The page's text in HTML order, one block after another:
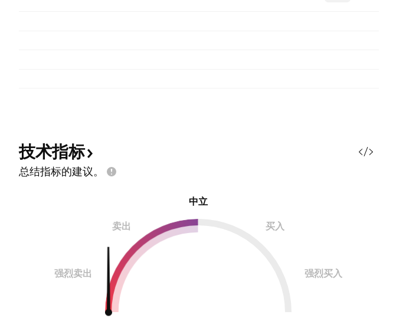
技术指标
总结指标的建议。
中立
卖出 买入
强烈卖出 强烈买入